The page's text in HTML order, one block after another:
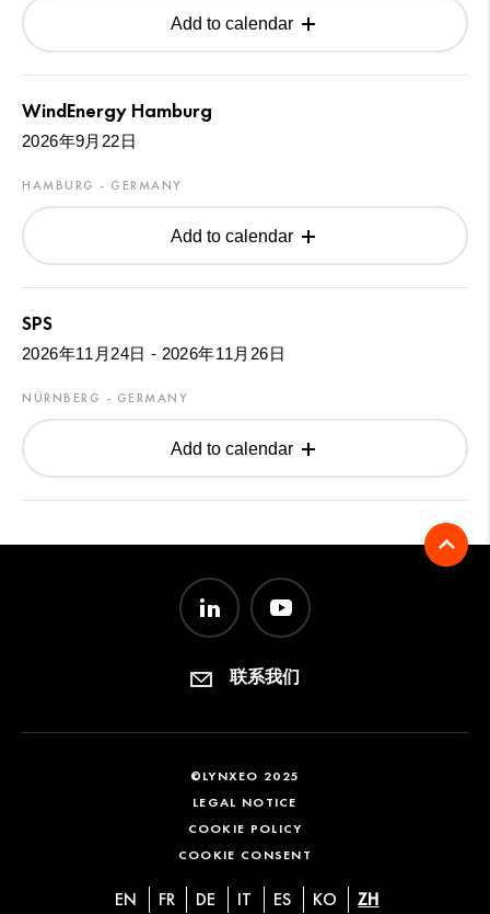
Add to calendar
WindEnergy Hamburg
2026年9月22日
HAMBURG - GERMANY
Add to calendar
SPS
2026年11月24日 - 2026年11月26日
NÜRNBERG - GERMANY
Add to calendar
联系我们
©LYNXEO 2025
LEGAL NOTICE
COOKIE POLICY
COOKIE CONSENT
EN FR DE IT ES KO ZH